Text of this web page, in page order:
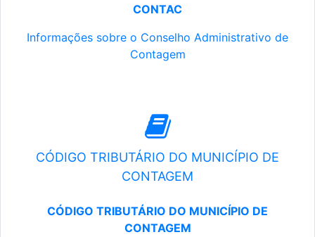
CONTAC
Informações sobre o Conselho Administrativo de
Contagem
CÓDIGO TRIBUTÁRIO DO MUNICÍPIO DE
CONTAGEM
CÓDIGO TRIBUTÁRIO DO MUNICÍPIO DE
CONTAGEM